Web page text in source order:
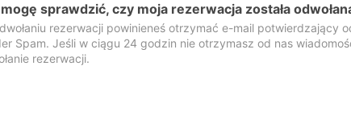
sprawdzić, czy moja rezerwacja została
rezerwacji powinieneś otrzymać e-mail potwierdzający
Spam. Jeśli w ciągu 24 godzin nie otrzymasz od nas
rezerwacji.